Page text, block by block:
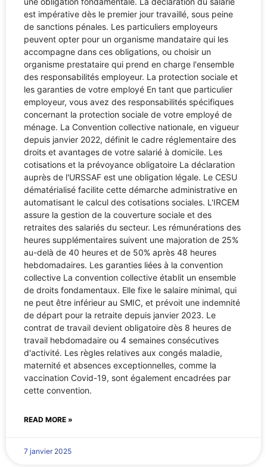
est impérative dès le premier jour travaillé, sous peine
de sanctions pénales. Les particuliers employeurs
peuvent opter pour un organisme mandataire qui les
accompagne dans ces obligations, ou choisir un
organisme prestataire qui prend en charge l'ensemble
des responsabilités employeur. La protection sociale et
les garanties de votre employé En tant que particulier
employeur, vous avez des responsabilités spécifiques
concernant la protection sociale de votre employé de
ménage. La Convention collective nationale, en vigueur
depuis janvier 2022, définit le cadre réglementaire des
droits et avantages de votre salarié à domicile. Les
cotisations et la prévoyance obligatoire La déclaration
auprès de l'URSSAF est une obligation légale. Le CESU
dématérialisé facilite cette démarche administrative en
automatisant le calcul des cotisations sociales. L'IRCEM
assure la gestion de la couverture sociale et des
retraites des salariés du secteur. Les rémunérations des
heures supplémentaires suivent une majoration de 25%
au-delà de 40 heures et de 50% après 48 heures
hebdomadaires. Les garanties liées à la convention
collective La convention collective établit un ensemble
de droits fondamentaux. Elle fixe le salaire minimal, qui
ne peut être inférieur au SMIC, et prévoit une indemnité
de départ pour la retraite depuis janvier 2023. Le
contrat de travail devient obligatoire dès 8 heures de
travail hebdomadaire ou 4 semaines consécutives
d'activité. Les règles relatives aux congés maladie,
maternité et absences exceptionnelles, comme la
vaccination Covid-19, sont également encadrées par
cette convention.
READ MORE »
7 janvier 2025